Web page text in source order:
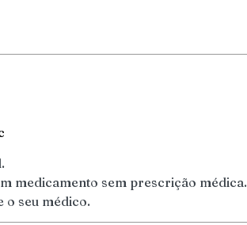
medicamento sem prescrição médica.
o seu médico.